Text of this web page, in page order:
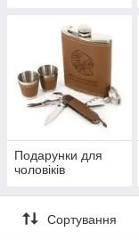
Подарунки для
чоловіків
Сортування